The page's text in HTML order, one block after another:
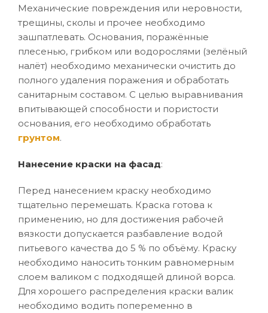
Механические повреждения или неровности,
трещины, сколы и прочее необходимо
зашпатлевать. Основания, поражённые
плесенью, грибком или водорослями (зелёный
налёт) необходимо механически очистить до
полного удаления поражения и обработать
санитарным составом. С целью выравнивания
впитывающей способности и пористости
основания, его необходимо обработать
грунтом.
Нанесение краски на фасад:
Перед нанесением краску необходимо
тщательно перемешать. Краска готова к
применению, но для достижения рабочей
вязкости допускается разбавление водой
питьевого качества до 5 % по объёму. Краску
необходимо наносить тонким равномерным
слоем валиком с подходящей длиной ворса.
Для хорошего распределения краски валик
необходимо водить попеременно в